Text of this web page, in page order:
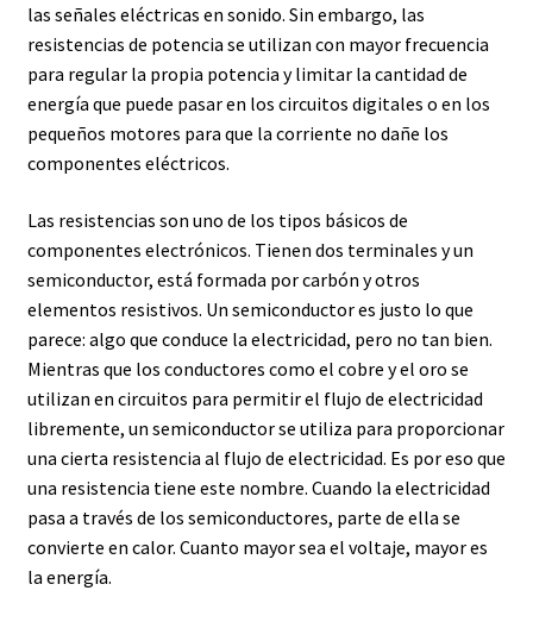
las señales eléctricas en sonido. Sin embargo, las
resistencias de potencia se utilizan con mayor frecuencia
para regular la propia potencia y limitar la cantidad de
energía que puede pasar en los circuitos digitales o en los
pequeños motores para que la corriente no dañe los
componentes eléctricos.
Las resistencias son uno de los tipos básicos de
componentes electrónicos. Tienen dos terminales y un
semiconductor, está formada por carbón y otros
elementos resistivos. Un semiconductor es justo lo que
parece: algo que conduce la electricidad, pero no tan bien.
Mientras que los conductores como el cobre y el oro se
utilizan en circuitos para permitir el flujo de electricidad
libremente, un semiconductor se utiliza para proporcionar
una cierta resistencia al flujo de electricidad. Es por eso que
una resistencia tiene este nombre. Cuando la electricidad
pasa a través de los semiconductores, parte de ella se
convierte en calor. Cuanto mayor sea el voltaje, mayor es
la energía.